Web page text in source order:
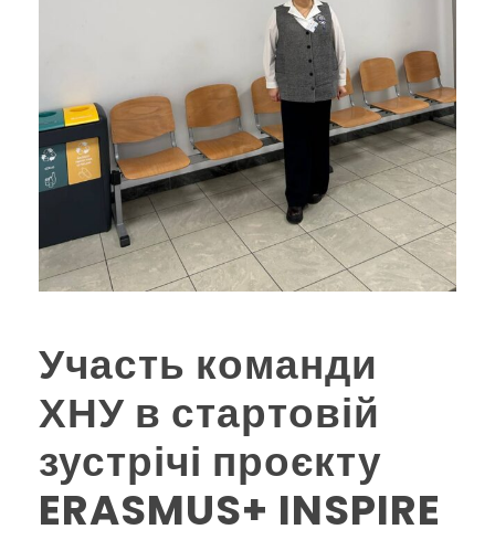
Участь команди
ХНУ в стартовій
зустрічі проєкту
ERASMUS+ INSPIRE